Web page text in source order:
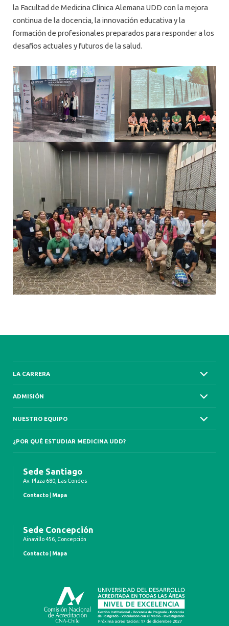
la Facultad de Medicina Clínica Alemana UDD con la mejora
continua de la docencia, la innovación educativa y la
formación de profesionales preparados para responder a los
desafíos actuales y futuros de la salud.
LA CARRERA
ADMISIÓN
NUESTRO EQUIPO
¿POR QUÉ ESTUDIAR MEDICINA UDD?
Sede Santiago
Av. Plaza 680, Las Condes
Contacto Mapa
Sede Concepción
Ainavillo 456, Concepción
Contacto Mapa